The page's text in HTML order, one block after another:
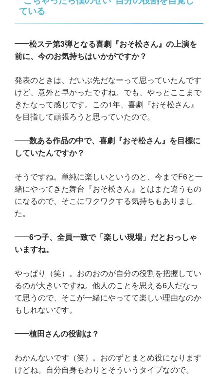
ている
松ステ第3弾となる喜劇『おそ松さん』の上演を
前に、今のお気持ちはいかがですか？
発表のときは、だいぶ先だなーって思っていたんです
けど、意外と早かったですね。でも、やっとここまで
きたなって感じです。この1年、喜劇『おそ松さん』
を目指して頑張ろうと思っていたので。
数ある作品の中で、喜劇『おそ松さん』を目標に
していたんですか？
そうですね。単純に楽しいというのと、今までF6と一
緒にやってきた舞台『おそ松さん』とはまた違うもの
になるので、そこにワクワクする気持ちもありまし
た。
6つ子、全員一致で「楽しい現場」だとおっしゃ
いますね。
やっぱり（笑）。おのおのが自分の役割を把握してい
るのが大きいですね。他人のことを思える6人だなっ
て思うので、そこが一緒にやってて楽しい理由なのか
もしれないです。
植田さんの役割は？
わかんないです（笑）。おのずとまとめ役になります
けどね。自分自身もわりとそういうタイプなので。